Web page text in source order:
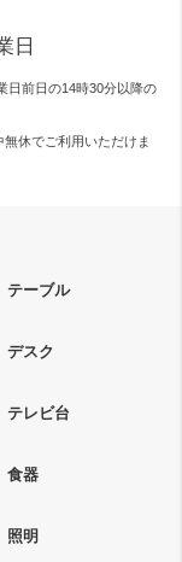
日
日前日の14時30分以降の
無休でご利用いただけま
テーブル
デスク
テレビ台
食器
照明